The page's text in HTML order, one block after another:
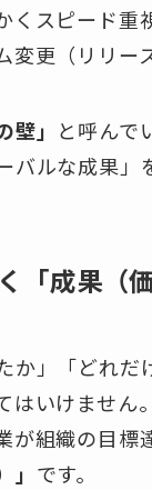
くスピード
変更（リリー
壁」 と呼んで
バルな成果」
「成果（
か」「どれ
いけません。
が組織の目
です。